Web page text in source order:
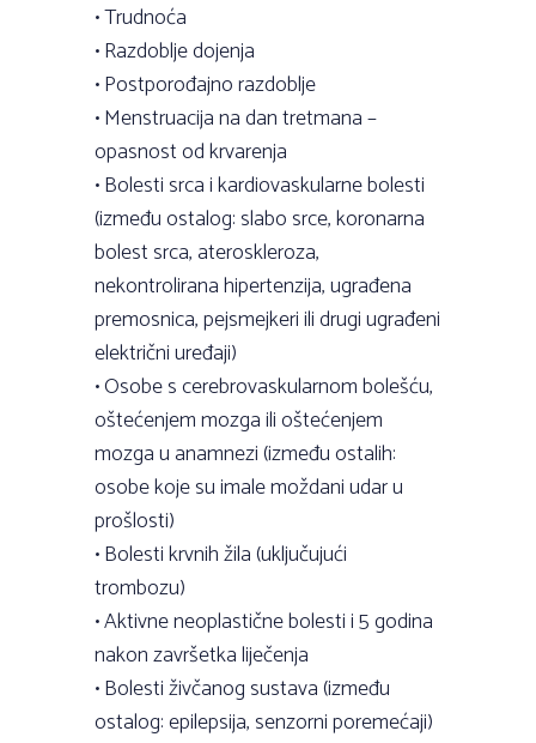
• Trudnoća
• Razdoblje dojenja
• Postporođajno razdoblje
• Menstruacija na dan tretmana –
opasnost od krvarenja
• Bolesti srca i kardiovaskularne bolesti
(između ostalog: slabo srce, koronarna
bolest srca, ateroskleroza,
nekontrolirana hipertenzija, ugrađena
premosnica, pejsmejkeri ili drugi ugrađeni
električni uređaji)
• Osobe s cerebrovaskularnom bolešću,
oštećenjem mozga ili oštećenjem
mozga u anamnezi (između ostalih:
osobe koje su imale moždani udar u
prošlosti)
• Bolesti krvnih žila (uključujući
trombozu)
• Aktivne neoplastične bolesti i 5 godina
nakon završetka liječenja
• Bolesti živčanog sustava (između
ostalog: epilepsija, senzorni poremećaji)